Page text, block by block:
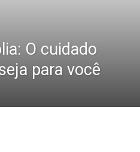
O cuidado
para você